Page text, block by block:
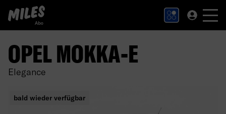
MILES Abo Logo. Zur Startseite.
OPEL MOKKA-E
Elegance
bald wieder verfügbar